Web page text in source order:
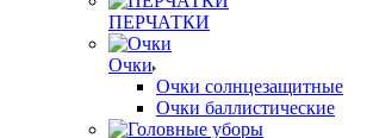
ПЕРЧАТКИ
Очки
Очки солнцезащитные
Очки баллистические